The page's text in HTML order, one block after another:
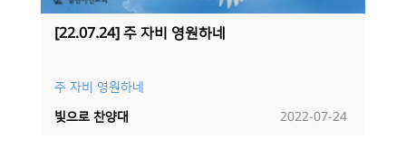
[22.07.24] 주 자비 영원하네
주 자비 영원하네
2022-07-24
빛으로 찬양대